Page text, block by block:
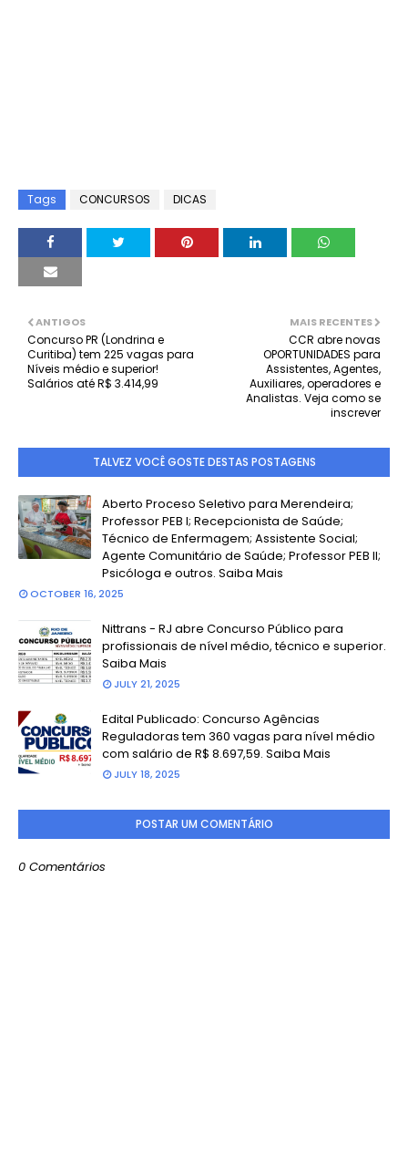
Tags CONCURSOS DICAS
MAIS RECENTES
CCR abre novas
OPORTUNIDADES para
Assistentes, Agentes,
Auxiliares, operadores e
Analistas. Veja como se
inscrever
ANTIGOS
Concurso PR (Londrina e
Curitiba) tem 225 vagas para
Níveis médio e superior!
Salários até R$ 3.414,99
TALVEZ VOCÊ GOSTE DESTAS POSTAGENS
Aberto Proceso Seletivo para Merendeira;
Professor PEB I; Recepcionista de Saúde;
Técnico de Enfermagem; Assistente Social;
Agente Comunitário de Saúde; Professor PEB II;
Psicóloga e outros. Saiba Mais
OCTOBER 16, 2025
Nittrans - RJ abre Concurso Público para
profissionais de nível médio, técnico e superior.
Saiba Mais
JULY 21, 2025
Edital Publicado: Concurso Agências
Reguladoras tem 360 vagas para nível médio
com salário de R$ 8.697,59. Saiba Mais
JULY 18, 2025
POSTAR UM COMENTÁRIO
0 Comentários